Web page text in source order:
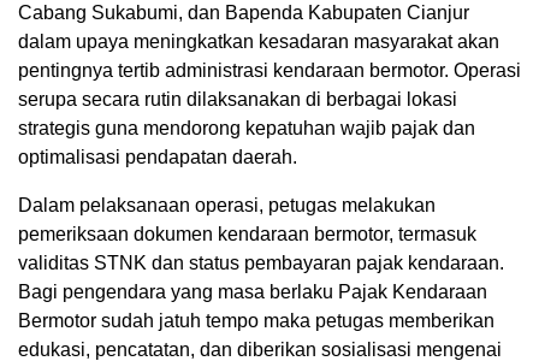
Cabang Sukabumi, dan Bapenda Kabupaten Cianjur
dalam upaya meningkatkan kesadaran masyarakat akan
pentingnya tertib administrasi kendaraan bermotor. Operasi
serupa secara rutin dilaksanakan di berbagai lokasi
strategis guna mendorong kepatuhan wajib pajak dan
optimalisasi pendapatan daerah.
Dalam pelaksanaan operasi, petugas melakukan
pemeriksaan dokumen kendaraan bermotor, termasuk
validitas STNK dan status pembayaran pajak kendaraan.
Bagi pengendara yang masa berlaku Pajak Kendaraan
Bermotor sudah jatuh tempo maka petugas memberikan
edukasi, pencatatan, dan diberikan sosialisasi mengenai